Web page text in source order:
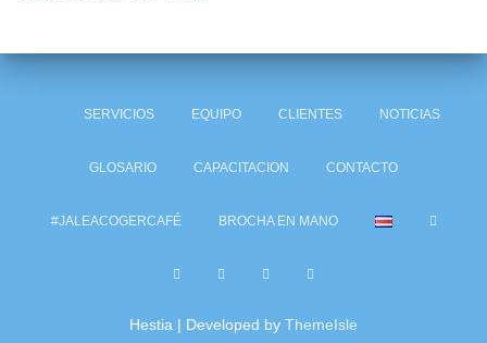
SERVICIOS EQUIPO CLIENTES NOTICIAS
GLOSARIO CAPACITACION CONTACTO
#JALEACOGERCAFÉ BROCHA EN MANO
Hestia | Developed by ThemeIsle